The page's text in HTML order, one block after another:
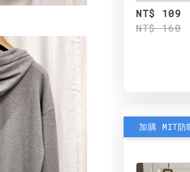
NT$ 109
NT$ 160
加購 MIT防